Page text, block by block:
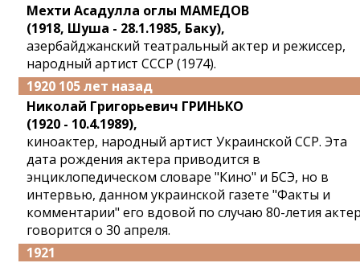
Мехти Асадулла оглы МАМЕДОВ
(1918, Шуша - 28.1.1985, Баку),
азербайджанский театральный актер и режиссер,
народный артист СССР (1974).
1920 105 лет назад
Николай Григорьевич ГРИНЬКО
(1920 - 10.4.1989),
киноактер, народный артист Украинской ССР. Эта
дата рождения актера приводится в
энциклопедическом словаре "Кино" и БСЭ, но в
интервью, данном украинской газете "Факты и
комментарии" его вдовой по случаю 80-летия
говорится о 30 апреля.
1921